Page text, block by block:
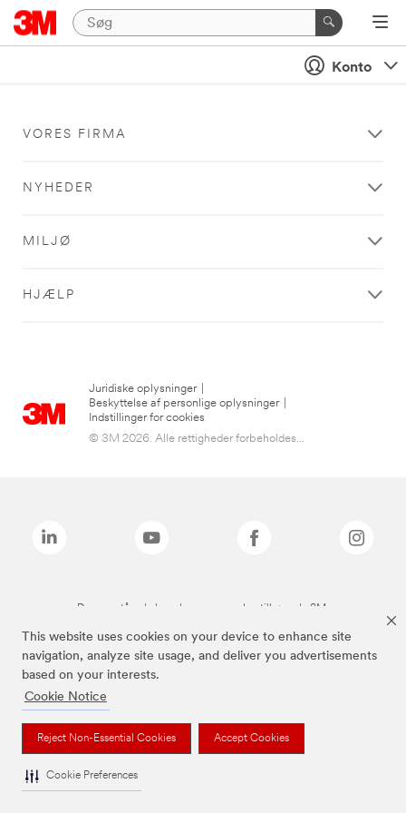
This website uses cookies on your device to enhance site
navigation, analyze site usage, and deliver you advertisements
based on your interests.
Cookie Notice
Reject Non-Essential Cookies Accept Cookies
Cookie Preferences
Konto
VORES FIRMA
NYHEDER
MILJØ
HJÆLP
Juridiske oplysninger
Beskyttelse af personlige oplysninger
Indstillinger for cookies
© 3M 2026. Alle rettigheder forbeholdes...
De ovenstående brands er varemærker tilhørende 3M.